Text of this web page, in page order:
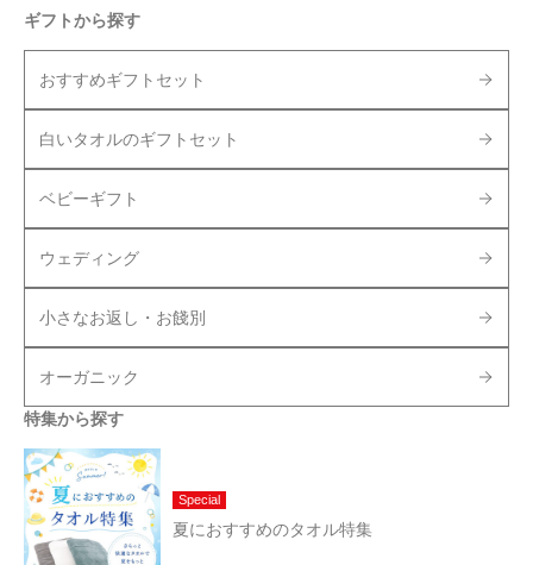
ギフトから探す
おすすめギフトセット
白いタオルのギフトセット
ベビーギフト
ウェディング
小さなお返し・お餞別
オーガニック
特集から探す
Special
夏におすすめのタオル特集